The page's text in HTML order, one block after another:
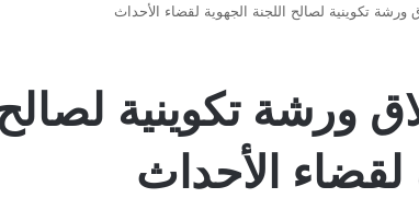
تكوينية لصالح اللجنة الجهوية لقضاء الأحداث
ورشة تكوينية
لقضاء الأحداث